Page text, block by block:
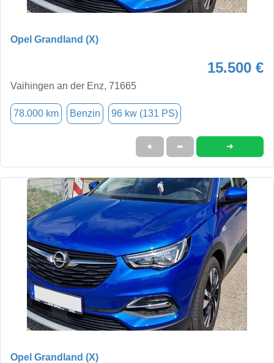
Opel Grandland (X)
15.500 €
Vaihingen an der Enz, 71665
78.000 km Benzin 96 kw (131 PS)
★ ➦ ➜
Opel Grandland (X)